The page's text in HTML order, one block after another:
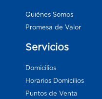
Quiénes Somos
Promesa de Valor
Servicios
Domicilios
Horarios Domicilios
Puntos de Venta